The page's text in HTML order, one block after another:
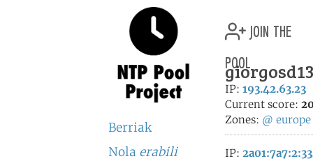
Berriak
Nola erabili
join the
pool
IP: 193.42.63.23
Current score:
Zones: @ europe
IP: